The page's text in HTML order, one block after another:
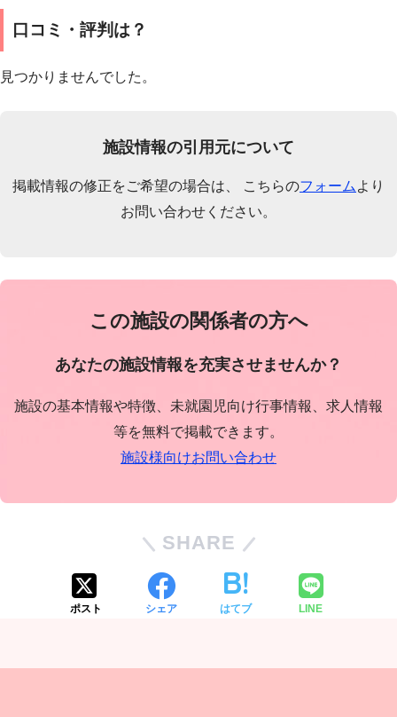
口コミ・評判は？
見つかりませんでした。
施設情報の引用元について
掲載情報の修正をご希望の場合は、 こちらのフォーム より
お問い合わせください。
この施設の関係者の方へ
あなたの施設情報を充実させませんか？
施設の基本情報や特徴、未就園児向け行事情報、求人情報
等を無料で掲載できます。
施設様向けお問い合わせ
SHARE
ポスト シェア はてブ LINE